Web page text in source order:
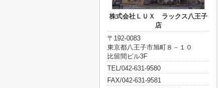
株式会社ＬＵＸ ラックス八王子
店
〒192-0083
東京都八王子市旭町８－１０
比留間ビル3F
TEL/042-631-9580
FAX/042-631-9581